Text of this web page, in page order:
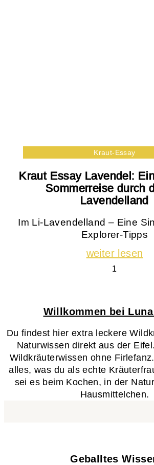
Kraut-Essay
Kraut Essay Lavendel:
Sommerreise durch
Lavendelland
Im Li-Lavendelland – Eine
Explorer-Tipps
weiter lesen
Willkommen bei
Du findest hier extra leckere
Naturwissen direkt aus der
Wildkräuterwissen ohne
alles, was du als echte
sei es beim Kochen, in der
Hausmittelchen.
Geballtes